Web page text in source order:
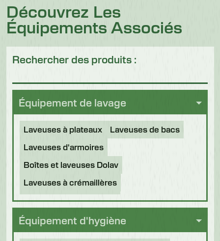
Découvrez Les
Équipements Associés
Rechercher des produits :
Équipement de lavage
Laveuses à plateaux
Laveuses de bacs
Laveuses d'armoires
Boîtes et laveuses Dolav
Laveuses à crémaillères
Tunnels de désinfection
Autres applications
Machines remises à neuf
Équipement d'hygiène